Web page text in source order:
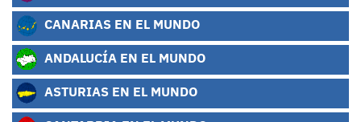
CANARIAS EN EL MUNDO
ANDALUCÍA EN EL MUNDO
ASTURIAS EN EL MUNDO